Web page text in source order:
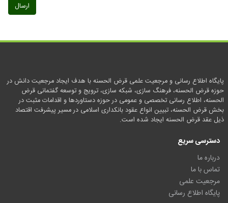
ارسال
پایگاه اطلاع رسانی و مرجعیت علمی قرض الحسنه با هدف ایجاد مرجعیت دانش در
حوزه قرض الحسنه، فرهنگ سازی، شبکه سازی، ترویج و توسعه گفتمانی قرض
الحسنه، اطلاع رسانی تخصصی و عمومی در حوزه دستاوردها و اقدامات مثبت در
بخش قرض الحسنه، تبیین انواع عقود بانکداری اسلامی در مسیر پیشرفت اقتصاد
ذیل عقد قرض الحسنه ایجاد شده است.
دسترسی سریع
درباره ما
تماس با ما
مرجعیت علمی
پایگاه اطلاع رسانی